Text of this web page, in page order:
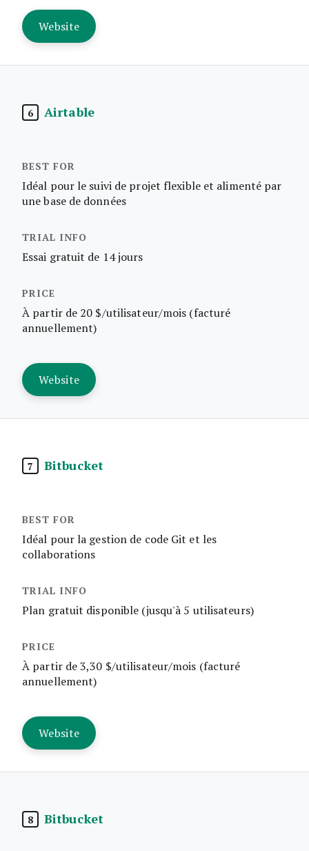
Website
6 Airtable
Idéal pour le suivi de projet flexible et alimenté par
une base de données
Essai gratuit de 14 jours
À partir de 20 $/utilisateur/mois (facturé
annuellement)
Website
7 Bitbucket
Idéal pour la gestion de code Git et les
collaborations
Plan gratuit disponible (jusqu'à 5 utilisateurs)
À partir de 3,30 $/utilisateur/mois (facturé
annuellement)
Website
8 Bitbucket